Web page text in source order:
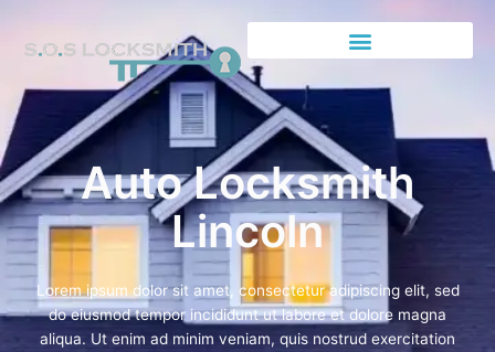
Auto Locksmith
Lincoln
Lorem ipsum dolor sit amet, consectetur adipiscing elit, sed
do eiusmod tempor incididunt ut labore et dolore magna
aliqua. Ut enim ad minim veniam, quis nostrud exercitation